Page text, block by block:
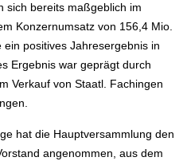
sich bereits maßgeblich im
Konzernumsatz von 156,4 Mio.
positives Jahresergebnis in
Ergebnis war geprägt durch
Verkauf von Staatl. Fachingen
hat die Hauptversammlung den
angenommen, aus dem